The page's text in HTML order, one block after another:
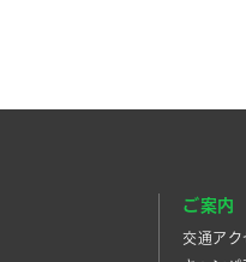
ご案内
交通アク